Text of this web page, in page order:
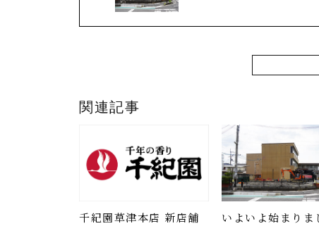
関連記事
千紀園草津本店 新店舗
いよいよ始まりま